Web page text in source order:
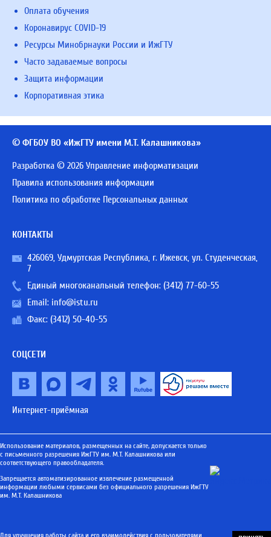
Оплата обучения
Коронавирус COVID-19
Ресурсы Минобрнауки России и ИжГТУ
Часто задаваемые вопросы
Защита информации
Корпоративная этика
© ФГБОУ ВО «ИжГТУ имени М.Т. Калашникова»
Разработка © 2026 Управление информатизации
Правила использования информации
Политика по обработке Персональных данных
КОНТАКТЫ
426069, Удмуртская Республика, г. Ижевск, ул. Студенческая,
7
Единый многоканальный телефон: (3412) 77-60-55
Email: info@istu.ru
Факс: (3412) 50-40-55
СОЦСЕТИ
Интернет-приёмная
Использование материалов, размещенных на сайте, допускается только
с письменного разрешения ИжГТУ им. М.Т. Калашникова или
соответствующего правообладателя.
Запрещается автоматизированное извлечение размещенной
информации любыми сервисами без официального разрешения ИжГТУ
им. М.Т. Калашникова
Для улучшения работы сайта и его взаимодействия с пользователями